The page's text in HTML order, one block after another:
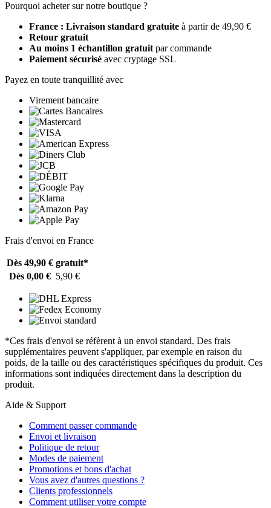
Pourquoi acheter sur notre boutique ?
France : Livraison standard gratuite à partir de 49,90 €
Retour gratuit
Au moins 1 échantillon gratuit par commande
Paiement sécurisé avec cryptage SSL
Payez en toute tranquillité avec
Virement bancaire
Frais d'envoi en France
Dès 49,90 € gratuit*
Dès 0,00 € 5,90 €
*Ces frais d'envoi se réfèrent à un envoi standard. Des frais
supplémentaires peuvent s'appliquer, par exemple en raison du
poids, de la taille ou des caractéristiques spécifiques du produit. Ces
informations sont indiquées directement dans la description du
produit.
Aide & Support
Comment passer commande
Envoi et livraison
Politique de retour
Modes de paiement
Promotions et bons d'achat
Vous avez d'autres questions ?
Clients professionnels
Comment utiliser votre compte